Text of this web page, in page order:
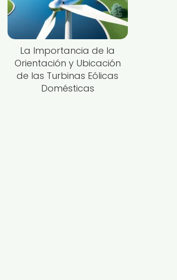
La Importancia de la
Orientación y Ubicación
de las Turbinas Eólicas
Domésticas